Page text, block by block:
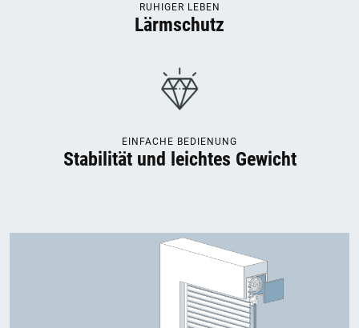
RUHIGER LEBEN
Lärmschutz
EINFACHE BEDIENUNG
Stabilität und leichtes Gewicht